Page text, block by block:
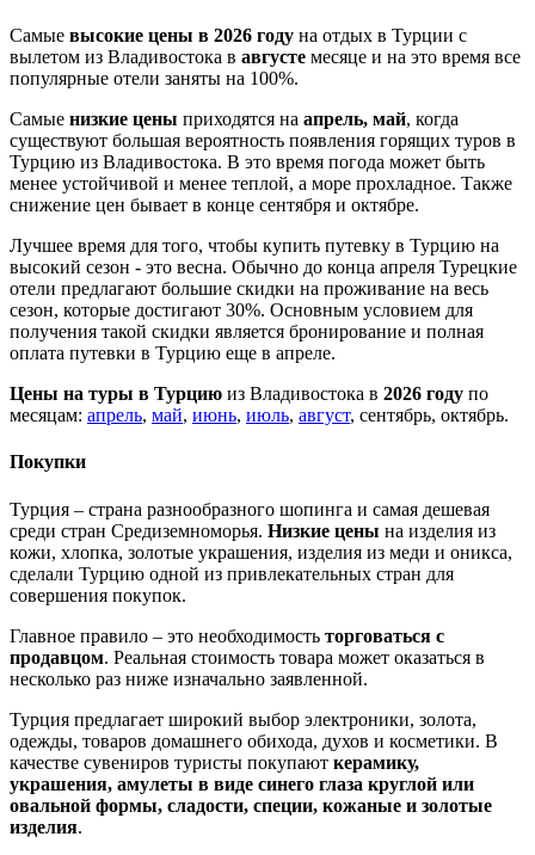
Самые высокие цены в 2026 году на отдых в Турции с
вылетом из Владивостока в августе месяце и на это время все
популярные отели заняты на 100%.
Самые низкие цены приходятся на апрель, май, когда
существуют большая вероятность появления горящих туров в
Турцию из Владивостока. В это время погода может быть
менее устойчивой и менее теплой, а море прохладное. Также
снижение цен бывает в конце сентября и октябре.
Лучшее время для того, чтобы купить путевку в Турцию на
высокий сезон - это весна. Обычно до конца апреля Турецкие
отели предлагают большие скидки на проживание на весь
сезон, которые достигают 30%. Основным условием для
получения такой скидки является бронирование и полная
оплата путевки в Турцию еще в апреле.
Цены на туры в Турцию из Владивостока в 2026 году по
месяцам: апрель, май, июнь, июль, август, сентябрь, октябрь.
Покупки
Турция – страна разнообразного шопинга и самая дешевая
среди стран Средиземноморья. Низкие цены на изделия из
кожи, хлопка, золотые украшения, изделия из меди и оникса,
сделали Турцию одной из привлекательных стран для
совершения покупок.
Главное правило – это необходимость торговаться с
продавцом. Реальная стоимость товара может оказаться в
несколько раз ниже изначально заявленной.
Турция предлагает широкий выбор электроники, золота,
одежды, товаров домашнего обихода, духов и косметики. В
качестве сувениров туристы покупают керамику,
украшения, амулеты в виде синего глаза круглой или
овальной формы, сладости, специи, кожаные и золотые
изделия.